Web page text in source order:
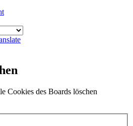
Cookies des Boards löschen